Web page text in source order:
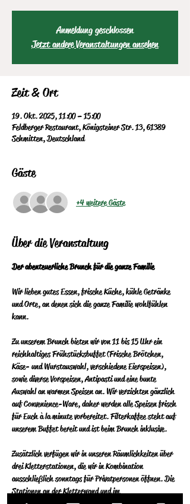
Anmeldung geschlossen
Jetzt andere Veranstaltungen ansehen
Zeit & Ort
19. Okt. 2025, 11:00 – 15:00
Feldberger Restaurant, Königsteiner Str. 13, 61389
Schmitten, Deutschland
Gäste
+4 weitere Gäste
Über die Veranstaltung
Der abenteuerliche Brunch für die ganze Familie
Wir lieben gutes Essen, frische Küche, kühle Getränke
und Orte, an denen sich die ganze Familie wohlfühlen
kann.
Zu unserem Brunch bieten wir von 11 bis 15 Uhr ein
reichhaltiges Frühstücksbuffet (Frische Brötchen,
Käse- und Wurstauswahl, verschiedene Eierspeisen),
sowie diverse Vorspeisen, Antipasti und eine bunte
Auswahl an warmen Speisen an.  Wir verzichten gänzlich
auf Convenience-Ware, daher werden alle Speisen frisch
für Euch à la minute vorbereitet.  Filterkaffee steht auf
unserem Buffet bereit und ist beim Brunch inklusive.
Zusätzlich verfügen wir in unseren Räumlichkeiten über
drei Kletterstationen, die wir in Kombination
ausschließlich sonntags für Privatpersonen öffnen. Die
Stationen an der Kletterwand und im